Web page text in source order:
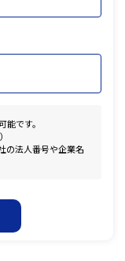
です。
の法人番号や企業名